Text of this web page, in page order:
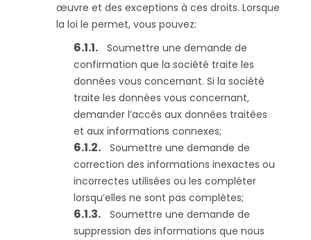
œuvre et des exceptions à ces droits. Lorsque
la loi le permet, vous pouvez:
Soumettre une demande de
confirmation que la société traite les
données vous concernant. Si la société
traite les données vous concernant,
demander l’accès aux données traitées
et aux informations connexes;
Soumettre une demande de
correction des informations inexactes ou
incorrectes utilisées ou les compléter
lorsqu’elles ne sont pas complètes;
Soumettre une demande de
suppression des informations que nous